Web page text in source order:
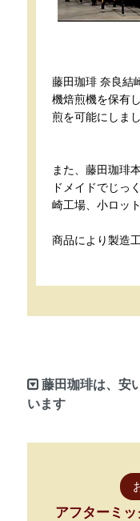
藤田珈琲 奈良結
機焙煎機を保有
煎を可能にしまし
また、藤田珈琲
ドメイドでじっ
崎工場、小ロッ
商品により製造
藤田珈琲は、安
います
アフターミッ